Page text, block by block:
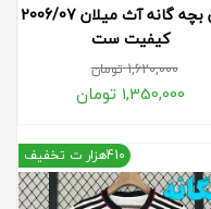
لباس بچه گانه آث میلان 2006/07
کیفیت ست
1,620,000تومان
1,350,000 تومان
410هزار ت تخفیف